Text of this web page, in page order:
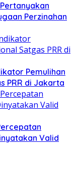
Perzinahan
Pemulihan
PRR di Jakarta
Valid